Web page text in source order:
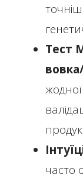
Тест
жодної
часто